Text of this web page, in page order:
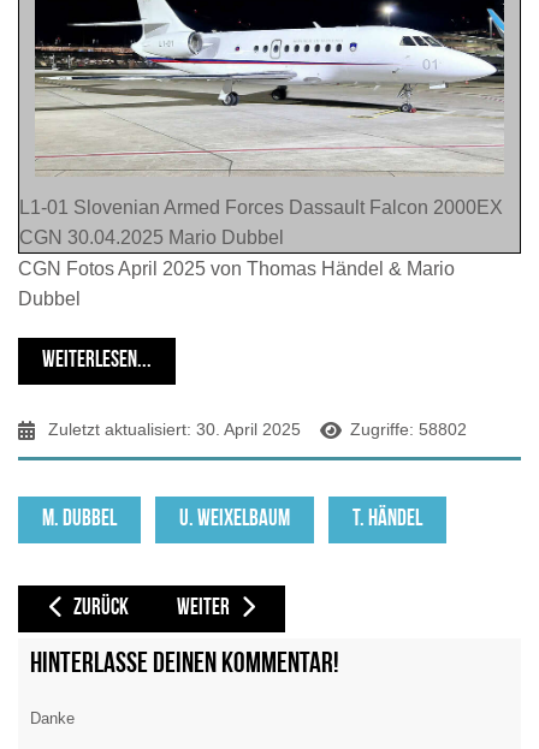
L1-01 Slovenian Armed Forces Dassault Falcon 2000EX
CGN 30.04.2025 Mario Dubbel
CGN Fotos April 2025 von Thomas Händel & Mario
Dubbel
WEITERLESEN...
Zuletzt aktualisiert: 30. April 2025 Zugriffe: 58802
M. DUBBEL U. WEIXELBAUM T. HÄNDEL
VORHERIGER BEITRAG: CGN FOTOS 05-2025
ZURÜCK NÄCHSTER BEITRAG: CGN FOTOS 2024
WEITER
Hinterlasse deinen Kommentar!
Danke